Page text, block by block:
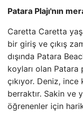
Patara Plajı'nın
Caretta Caretta
bir giriş ve çıkış
dışında Patara
koyları olan
çıkıyor. Deniz,
berraktır. Sakin ve
öğrenenler için